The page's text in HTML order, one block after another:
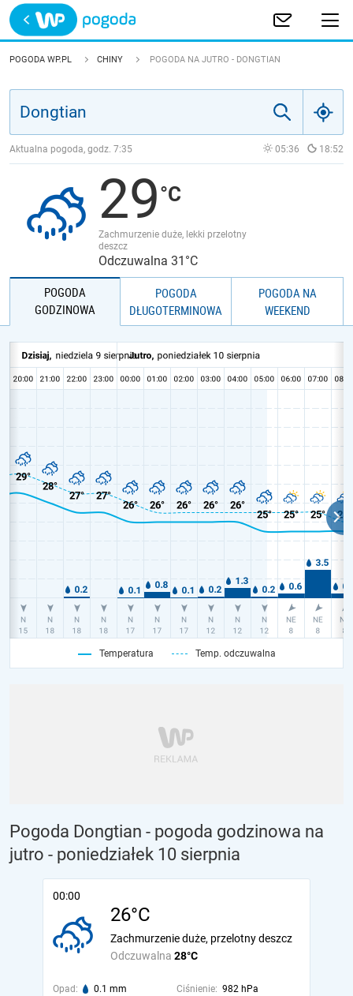
Trwa ładowanie
POLSKA
JAKOŚĆ POWIETRZA
POGODA WP.PL CHINY POGODA NA JUTRO - DONGTIAN
Aktualna pogoda, godz. 7:35 05:36 18:52
29
Zachmurzenie duże, lekki przelotny
deszcz
Odczuwalna 31°C
POGODA
GODZINOWA
POGODA
DŁUGOTERMINOWA
POGODA NA
WEEKEND
Temperatura Temp. odczuwalna
Pogoda Dongtian - pogoda godzinowa na
jutro - poniedziałek 10 sierpnia
00:00
26°C
Odczuwalna 28°C
Zachmurzenie duże, przelotny deszcz
Opad: 0.1 mm Ciśnienie: 982 hPa